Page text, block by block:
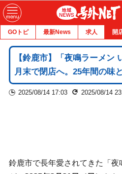
GOトピ 最新News 求人 開
【鈴鹿市】「夜鳴ラーメン
月末で閉店へ。25年間の味
2025/08/14 17:03 2025/08/14
鈴鹿市で長年愛されてきた「夜